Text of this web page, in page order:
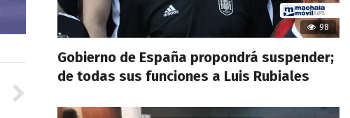
98
Gobierno de España propondrá suspender;
de todas sus funciones a Luis Rubiales